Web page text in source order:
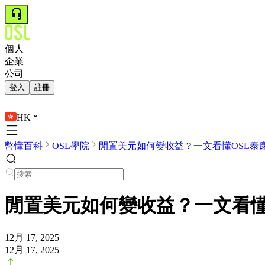
個人
企業
公司
登入 註冊
HK
幣懂百科 OSL學院 閒置美元如何變收益？一文看懂OSL泰
閒置美元如何變收益？一文看
12月 17, 2025
12月 17, 2025